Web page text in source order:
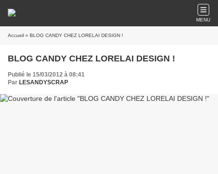
MENU
Accueil » BLOG CANDY CHEZ LORELAI DESIGN !
BLOG CANDY CHEZ LORELAI DESIGN !
Publié le 15/03/2012 à 08:41
Par LESANDYSCRAP